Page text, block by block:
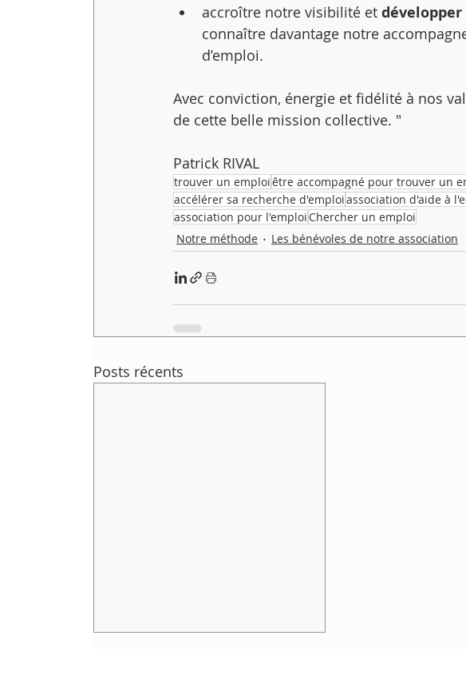
accroître notre visibilité et
connaître davantage notre
d’emploi.
Avec conviction, énergie et fidélité à nos
de cette belle mission collective. "
Patrick RIVAL
trouver un emploiêtre accompagné pour trouver un
accélérer sa recherche d'emploiassociation d'aide à
association pour l'emploi Chercher un emploi
Notre méthode
Les bénévoles de notre association
Posts récents